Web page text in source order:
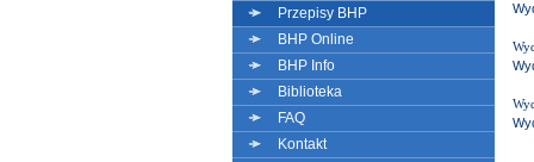
Przepisy BHP
BHP Online
BHP Info
Biblioteka
FAQ
Kontakt